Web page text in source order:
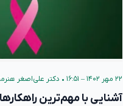
۲۲ مهر ۱۴۰۲ – ۱۶:۵۱ • دکتر علی‌اصغر
آشنایی با مهم‌ترین